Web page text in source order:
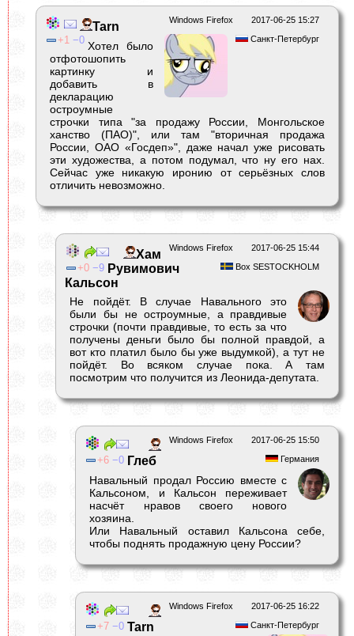
2017-06-25 15:27
Windows Firefox
Санкт-Петербург
1 0
Tarn
Хотел было
отфотошопить
картинку и
добавить в
декларацию
остроумные
строчки типа "за продажу России, Монгольское
ханство (ПАО)", или там "вторичная продажа
России, ОАО «Госдеп»", даже начал уже рисовать
эти художества, а потом подумал, что ну его нах.
Сейчас уже никакую иронию от серьёзных слов
отличить невозможно.
2017-06-25 15:44
Windows Firefox
Box SESTOCKHOLM
0 9
Хам
Рувимович
Кальсон
Не пойдёт. В случае Навального это
были бы не остроумные, а правдивые
строчки (почти правдивые, то есть за что
получены деньги было бы полной правдой, а
вот кто платил было бы уже выдумкой), а тут не
пойдёт. Во всяком случае пока. А там
посмотрим что получится из Леонида-депутата.
2017-06-25 15:50
Windows Firefox
Германия
6 0 Глеб
Навальный продал Россию вместе с
Кальсоном, и Кальсон переживает
насчёт нравов своего нового
хозяина.
Или Навальный оставил Кальсона себе,
чтобы поднять продажную цену России?
2017-06-25 16:22
Windows Firefox
Санкт-Петербург
7 0 Tarn